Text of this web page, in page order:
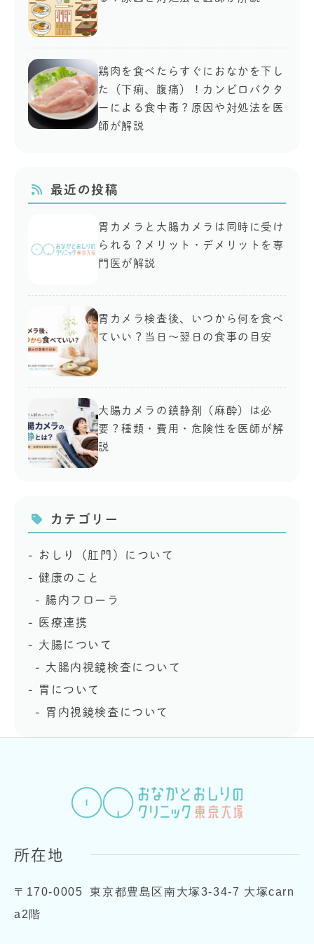
鶏肉を食べたらすぐにおなかを下し
た（下痢、腹痛）！カンピロバクタ
ーによる食中毒？原因や対処法を医
師が解説
最近の投稿
胃カメラと大腸カメラは同時に受け
られる？メリット・デメリットを専
門医が解説
胃カメラ検査後、いつから何を食べ
ていい？当日〜翌日の食事の目安
大腸カメラの鎮静剤（麻酔）は必
要？種類・費用・危険性を医師が解
説
カテゴリー
おしり（肛門）について
健康のこと
腸内フローラ
医療連携
大腸について
大腸内視鏡検査について
胃について
胃内視鏡検査について
所在地
〒170-0005
東京都豊島区南大塚3-34-7 大塚carn
a2階